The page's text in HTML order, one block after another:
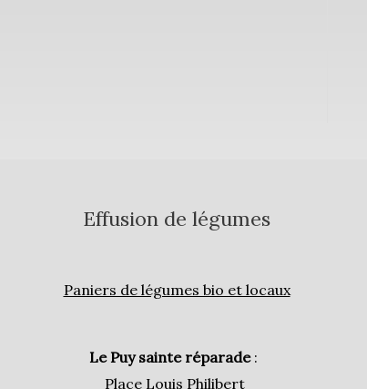
Effusion de légumes
Paniers de légumes bio et locaux
Le Puy sainte réparade:
Place Louis Philibert